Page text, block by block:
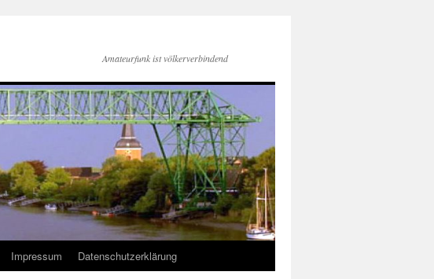
Amateurfunk ist völkerverbindend
Impressum Datenschutzerklärung